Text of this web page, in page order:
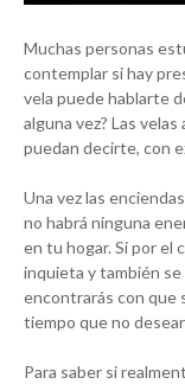
Muchas personas
contemplar si hay
vela puede hablarte
alguna vez? Las
puedan decirte, con
Una vez las
no habrá ninguna
en tu hogar. Si por el
inquieta y también
encontrarás con que
tiempo que no
Para saber si